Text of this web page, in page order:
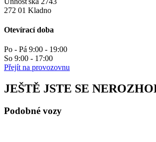
272 01 Kladno
Otevírací doba
Po - Pá 9:00 - 19:00
So 9:00 - 17:00
Přejít na provozovnu
JEŠTĚ JSTE SE
Podobné vozy